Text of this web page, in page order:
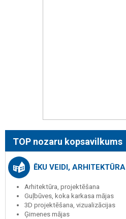
TOP nozaru kopsavilkums
ĒKU VEIDI, ARHITEKTŪRA
Arhitektūra, projektēšana
Guļbūves, koka karkasa mājas
3D projektēšana, vizualizācijas
Ģimenes mājas